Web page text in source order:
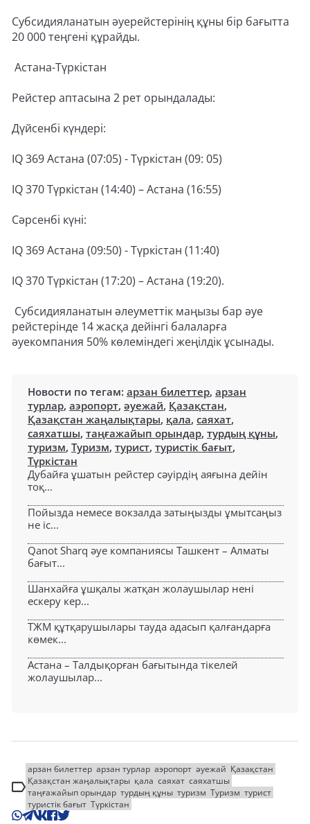
Субсидияланатын әуерейстерінің құны бір бағытта
20 000 теңгені құрайды.
Астана-Түркістан
Рейстер аптасына 2 рет орындалады:
Дүйсенбі күндері:
IQ 369 Астана (07:05) - Түркістан (09: 05)
IQ 370 Түркістан (14:40) – Астана (16:55)
Сәрсенбі күні:
IQ 369 Астана (09:50) - Түркістан (11:40)
IQ 370 Түркістан (17:20) – Астана (19:20).
Субсидияланатын әлеуметтік маңызы бар әуе
рейстерінде 14 жасқа дейінгі балаларға
әуекомпания 50% көлеміндегі жеңілдік ұсынады.
Новости по тегам: арзан билеттер, арзан
турлар, аэропорт, әуежай, Қазақстан,
Қазақстан жаңалықтары, қала, саяхат,
саяхатшы, таңғажайып орындар, турдың құны,
туризм, Туризм, турист, туристік бағыт,
Түркістан
Дубайға ұшатын рейстер сәуірдің аяғына дейін
тоқ...
Пойызда немесе вокзалда затыңызды ұмытсаңыз
не іс...
Qanot Sharq әуе компаниясы Ташкент – Алматы
бағыт...
Шанхайға ұшқалы жатқан жолаушылар нені
ескеру кер...
ТЖМ құтқарушылары тауда адасып қалғандарға
көмек...
Астана – Талдықорған бағытында тікелей
жолаушылар...
арзан билеттер арзан турлар аэропорт әуежай Қазақстан
Қазақстан жаңалықтары қала саяхат саяхатшы
таңғажайып орындар турдың құны туризм Туризм турист
туристік бағыт Түркістан